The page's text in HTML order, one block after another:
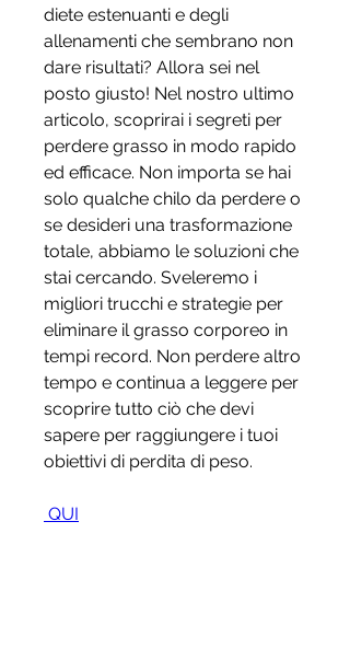
diete estenuanti e degli
allenamenti che sembrano non
dare risultati? Allora sei nel
posto giusto! Nel nostro ultimo
articolo, scoprirai i segreti per
perdere grasso in modo rapido
ed efficace. Non importa se hai
solo qualche chilo da perdere o
se desideri una trasformazione
totale, abbiamo le soluzioni che
stai cercando. Sveleremo i
migliori trucchi e strategie per
eliminare il grasso corporeo in
tempi record. Non perdere altro
tempo e continua a leggere per
scoprire tutto ciò che devi
sapere per raggiungere i tuoi
obiettivi di perdita di peso.
QUI